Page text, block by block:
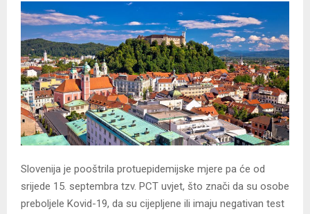
Slovenija je pooštrila protuepidemijske mjere pa će od
srijede 15. septembra tzv. PCT uvjet, što znači da su osobe
preboljele Kovid-19, da su cijepljene ili imaju negativan test